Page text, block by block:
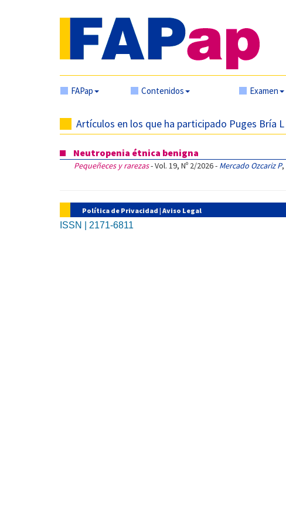
FAPap Contenidos Examen
Artículos en los que ha participado Puges Bría L
Neutropenia étnica benigna
Pequeñeces y rarezas- Vol. 19, Nº 2/2026 - Mercado Ozcariz P,
Política de Privacidad | Aviso Legal
ISSN | 2171-6811